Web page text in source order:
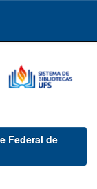
Federal de